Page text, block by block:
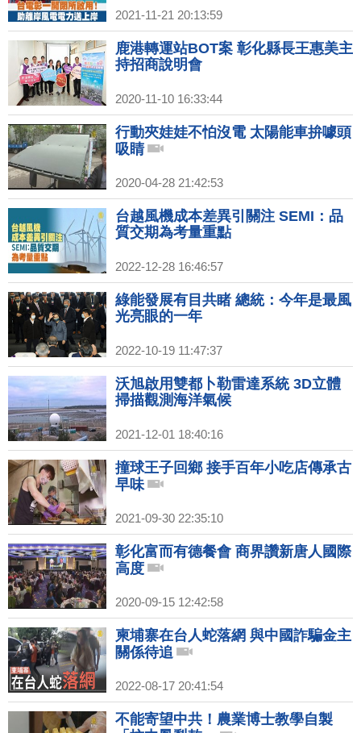
2021-11-21 20:13:59
鹿港轉運站BOT案 彰化縣長王惠美主
持招商說明會
2020-11-10 16:33:44
行動夾娃娃不怕沒電 太陽能車拚噱頭
吸睛
2020-04-28 21:42:53
台越風機成本差異引關注 SEMI：品
質交期為考量重點
2022-12-28 16:46:57
綠能發展有目共睹 總統：今年是最風
光亮眼的一年
2022-10-19 11:47:37
沃旭啟用雙都卜勒雷達系統 3D立體
掃描觀測海洋氣候
2021-12-01 18:40:16
撞球王子回鄉 接手百年小吃店傳承古
早味
2021-09-30 22:35:10
彰化富而有德餐會 商界讚新唐人國際
高度
2020-09-15 12:42:58
柬埔寨在台人蛇落網 與中國詐騙金主
關係待追
2022-08-17 20:41:54
不能寄望中共！農業博士教學自製